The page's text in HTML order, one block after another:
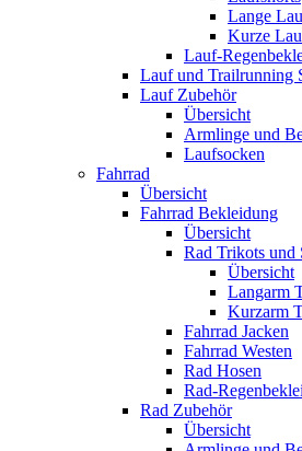
Lange
Kurze
Lauf-
Lauf und Trailrunning
Lauf Zubehör
Übersicht
Armlinge und
Laufsocken
Fahrrad
Übersicht
Fahrrad Bekleidung
Übersicht
Rad Trikots und
Übersicht
Langarm
Kurzarm
Fahrrad Jacken
Fahrrad Westen
Rad Hosen
Rad-
Rad Zubehör
Übersicht